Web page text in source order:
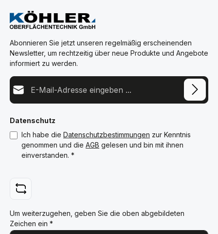
Abonnieren Sie jetzt unseren regelmäßig erscheinenden
Newsletter, um rechtzeitig über neue Produkte und Angebote
informiert zu werden.
E-Mail-Adresse*
Datenschutz
Ich habe die Datenschutzbestimmungen zur Kenntnis
genommen und die AGB gelesen und bin mit ihnen
einverstanden. *
Um weiterzugehen, geben Sie die oben abgebildeten
Zeichen ein *